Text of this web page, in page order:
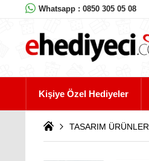
Whatsapp : 0850 305 05 08
Kişiye Özel Hediyeler
TASARIM ÜRÜNLER